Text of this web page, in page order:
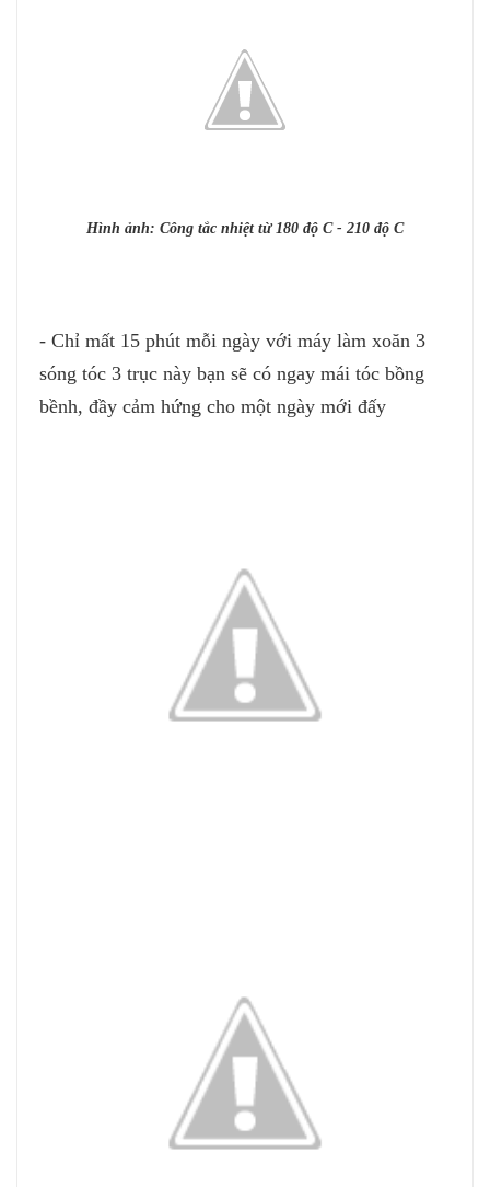
Hình ảnh: Công tắc nhiệt từ 180 độ C - 210 độ C
- Chỉ mất 15 phút mỗi ngày với máy làm xoăn 3
sóng tóc 3 trục này bạn sẽ có ngay mái tóc bồng
bềnh, đầy cảm hứng cho một ngày mới đấy